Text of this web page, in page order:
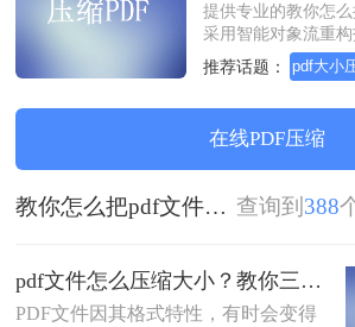
提供专业的教你怎
采用智能对象流重
保真还原且排版不乱
理，全链路 SSL 加
装，高效办公。
推荐话题：
在线PDF压缩
教你怎么把pdf文件压缩 查询到 388
pdf文件怎么压缩大小？教你三种实用压缩方法！
PDF文件因其格式特性，有时会变得